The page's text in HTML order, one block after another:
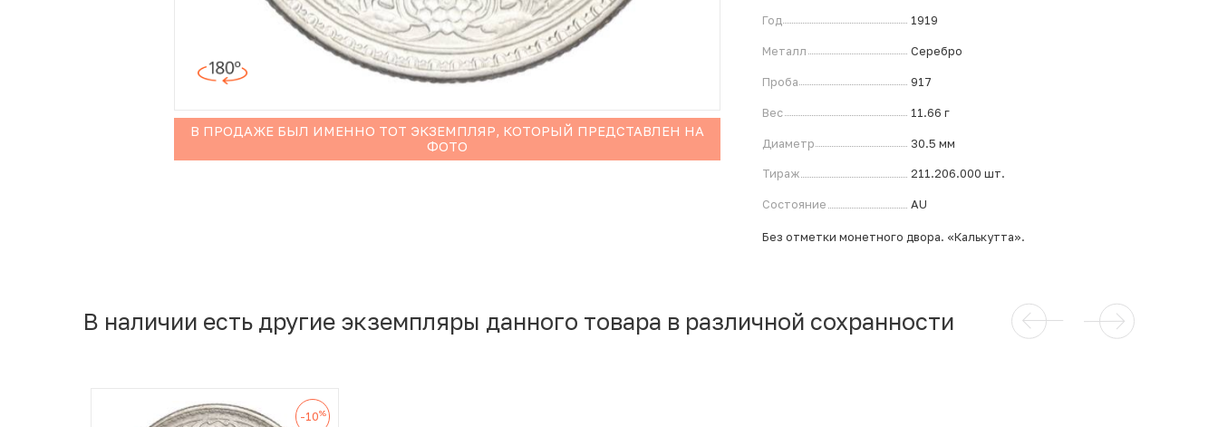
В ПРОДАЖЕ БЫЛ ИМЕННО ТОТ ЭКЗЕМПЛЯР, КОТОРЫЙ ПРЕДСТАВЛЕН НА
ФОТО
Год 1919
Металл Серебро
Проба 917
Вес 11.66 г
Диаметр 30.5 мм
Тираж 211.206.000 шт.
Состояние AU
Без отметки монетного двора. «Калькутта».
В наличии есть другие экземпляры данного товара в различной сохранности
-10%